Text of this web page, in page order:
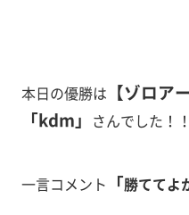
本日の優勝は 【ゾロア
「kdm」 さんでした！！
一言コメント 「勝ててよ